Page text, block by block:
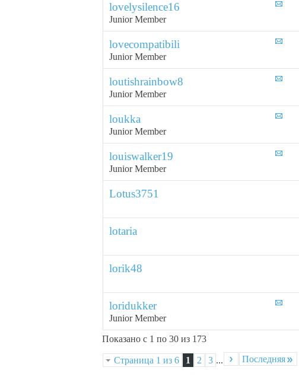
lovelysilence16
Junior Member
lovecompatibili
Junior Member
loutishrainbow8
Junior Member
loukka
Junior Member
louiswalker19
Junior Member
Lotus3751
lotaria
lorik48
loridukker
Junior Member
Показано с 1 по 30 из 173
Страница 1 из 6 1 2 3 ... Последняя